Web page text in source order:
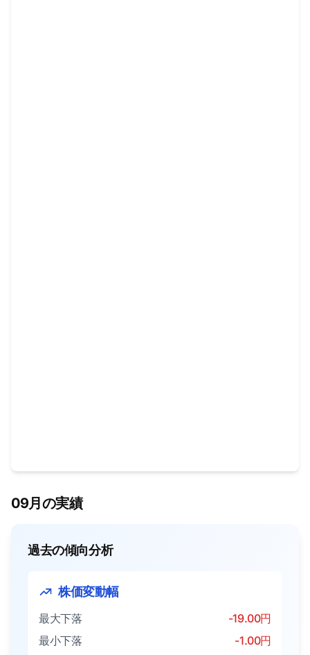
09月の実績
過去の傾向分析
株価変動幅
最大下落
-19.00円
最小下落
-1.00円